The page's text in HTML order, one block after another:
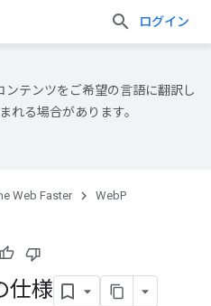
ログイン
ンテンツをご希望の言語に翻訳し
れる場合があります。
Web Faster
WebP
仕様